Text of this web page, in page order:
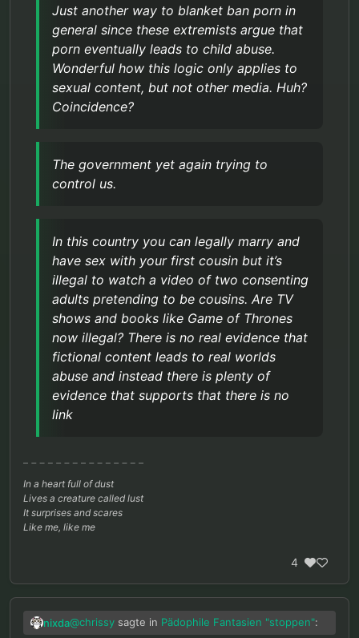
Just another way to blanket ban porn in
general since these extremists argue that
porn eventually leads to child abuse.
Wonderful how this logic only applies to
sexual content, but not other media. Huh?
Coincidence?
The government yet again trying to
control us.
In this country you can legally marry and
have sex with your first cousin but it’s
illegal to watch a video of two consenting
adults pretending to be cousins. Are TV
shows and books like Game of Thrones
now illegal? There is no real evidence that
fictional content leads to real worlds
abuse and instead there is plenty of
evidence that supports that there is no
link
In a heart full of dust
Lives a creature called lust
It surprises and scares
Like me, like me
4
nixda@chrissy sagte in Pädophile Fantasien "stoppen":